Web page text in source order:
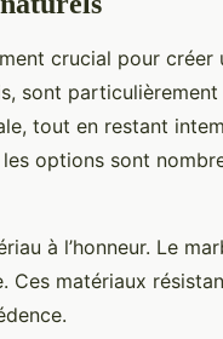
crucial pour créer
sont
tout en restant
options sont
à l’honneur. Le
Ces matériaux